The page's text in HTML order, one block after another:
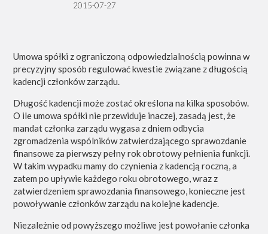
2015-07-27
Umowa spółki z ograniczoną odpowiedzialnością powinna w
precyzyjny sposób regulować kwestie związane z długością
kadencji członków zarządu.
Długość kadencji może zostać określona na kilka sposobów.
O ile umowa spółki nie przewiduje inaczej, zasadą jest, że
mandat członka zarządu wygasa z dniem odbycia
zgromadzenia wspólników zatwierdzającego sprawozdanie
finansowe za pierwszy pełny rok obrotowy pełnienia funkcji.
W takim wypadku mamy do czynienia z kadencją roczną, a
zatem po upływie każdego roku obrotowego, wraz z
zatwierdzeniem sprawozdania finansowego, konieczne jest
powoływanie członków zarządu na kolejne kadencje.
Niezależnie od powyższego możliwe jest powołanie członka